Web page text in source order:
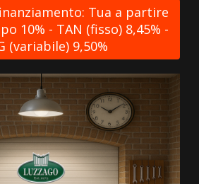
Tua a partire
10% - TAN (fisso) 8,45% -
(variabile) 9,50%